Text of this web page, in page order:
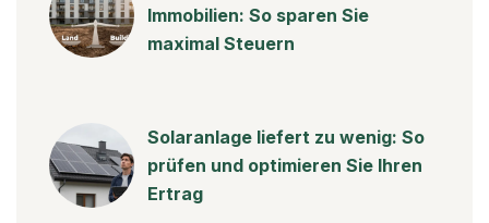
Immobilien: So sparen Sie
maximal Steuern
Solaranlage liefert zu wenig: So
prüfen und optimieren Sie Ihren
Ertrag